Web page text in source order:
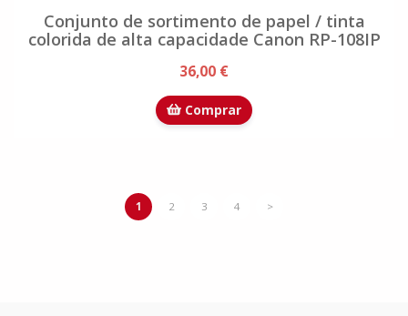
Conjunto de sortimento de papel / tinta
colorida de alta capacidade Canon RP-108IP
36,00 €
Comprar
1 2 3 4 >